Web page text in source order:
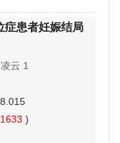
症患者妊娠结局
云 1
1633 )